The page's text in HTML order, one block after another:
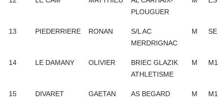
PLOUGUER
13 PIEDERRIERE RONAN
S/L AC
MERDRIGNAC
M SE
14 LE DAMANY OLIVIER
BRIEC GLAZIK
ATHLETISME
M M1
15 DIVARET GAETAN AS BEGARD M M1